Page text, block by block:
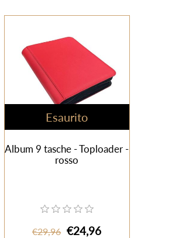
Esaurito
Album 9 tasche - Toploader -
rosso
€29,96 €24,96